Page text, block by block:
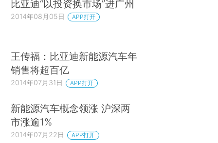
比亚迪“以投资换市场”进广州
2014年08月05日 APP打开
王传福：比亚迪新能源汽车年
销售将超百亿
2014年07月31日 APP打开
新能源汽车概念领涨 沪深两
市涨逾1%
2014年07月22日 APP打开